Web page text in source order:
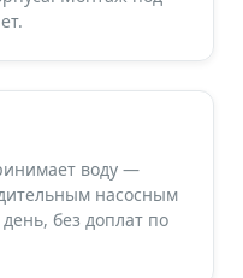
воду —
насосным
без доплат по